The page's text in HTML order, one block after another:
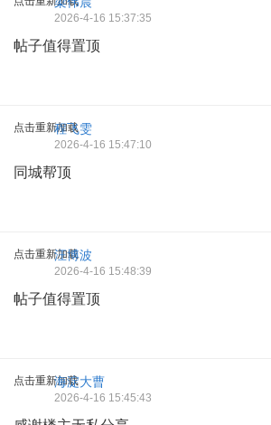
2026-4-16 15:37:35
帖子值得置顶
点击重新加载
程飞雯
2026-4-16 15:47:10
同城帮顶
点击重新加载
汪博波
2026-4-16 15:48:39
帖子值得置顶
点击重新加载海淀大曹
2026-4-16 15:45:43